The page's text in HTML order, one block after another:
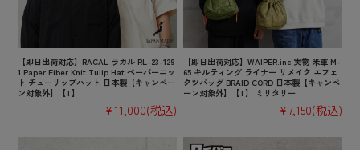
【即日出荷対応】RACAL ラカル RL-23-129
1 Paper Fiber Knit Tulip Hat ペーパーニッ
ト チューリップハット 日本製【キャンペー
ン対象外】【T】
¥11,000(税込)
【即日出荷対応】WAIPER.inc 実物 米軍 M-
65 キルティング ライナー リメイク エフェ
クツバッグ BRAID CORD 日本製【キャンペ
ーン対象外】【T】 ミリタリー
¥7,150(税込)